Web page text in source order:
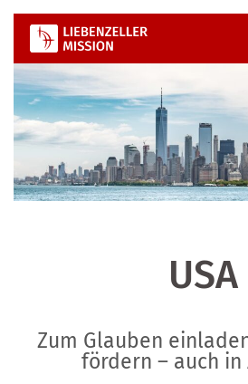
Zum
Inhalt
springen
USA
Zum Glauben
fördern – auch in